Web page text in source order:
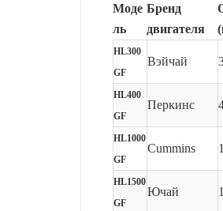
Моде
ль
Бренд
двигателя
HL300
GF
Вэйчай
HL400
GF
Перкинс
HL1000
GF
Cummins
HL1500
GF
Ючай